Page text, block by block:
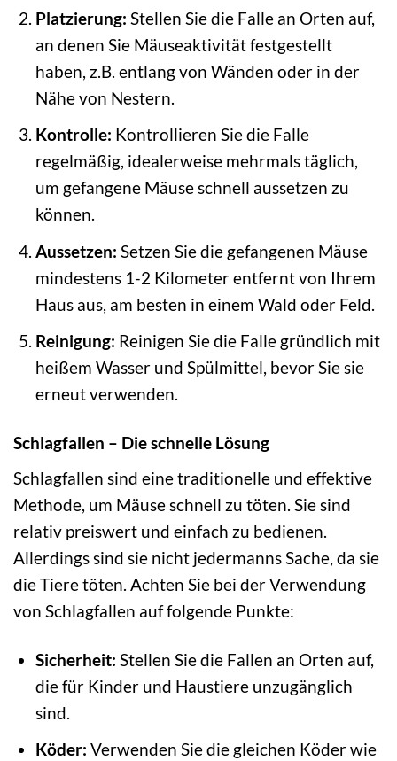
Platzierung: Stellen Sie die Falle an Orten auf,
an denen Sie Mäuseaktivität festgestellt
haben, z.B. entlang von Wänden oder in der
Nähe von Nestern.
Kontrolle: Kontrollieren Sie die Falle
regelmäßig, idealerweise mehrmals täglich,
um gefangene Mäuse schnell aussetzen zu
können.
Aussetzen: Setzen Sie die gefangenen Mäuse
mindestens 1-2 Kilometer entfernt von Ihrem
Haus aus, am besten in einem Wald oder Feld.
Reinigung: Reinigen Sie die Falle gründlich mit
heißem Wasser und Spülmittel, bevor Sie sie
erneut verwenden.
Schlagfallen – Die schnelle Lösung
Schlagfallen sind eine traditionelle und effektive
Methode, um Mäuse schnell zu töten. Sie sind
relativ preiswert und einfach zu bedienen.
Allerdings sind sie nicht jedermanns Sache, da sie
die Tiere töten. Achten Sie bei der Verwendung
von Schlagfallen auf folgende Punkte:
Sicherheit: Stellen Sie die Fallen an Orten auf,
die für Kinder und Haustiere unzugänglich
sind.
Köder: Verwenden Sie die gleichen Köder wie